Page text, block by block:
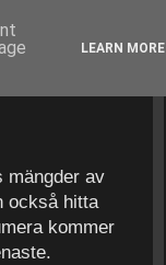
mängder av
också hitta
kommer
LEARN MORE